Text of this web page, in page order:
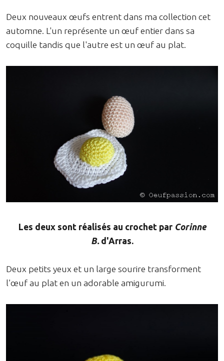
Deux nouveaux œufs entrent dans ma collection cet
automne. L'un représente un œuf entier dans sa
coquille tandis que l'autre est un œuf au plat.
Les deux sont réalisés au crochet par Corinne
B.d'Arras.
Deux petits yeux et un large sourire transforment
l’œuf au plat en un adorable amigurumi.